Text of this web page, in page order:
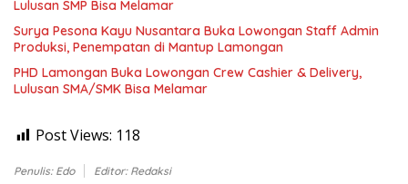
Lulusan SMP Bisa Melamar
Surya Pesona Kayu Nusantara Buka Lowongan Staff Admin
Produksi, Penempatan di Mantup Lamongan
PHD Lamongan Buka Lowongan Crew Cashier & Delivery,
Lulusan SMA/SMK Bisa Melamar
Post Views: 118
Penulis: Edo Editor: Redaksi